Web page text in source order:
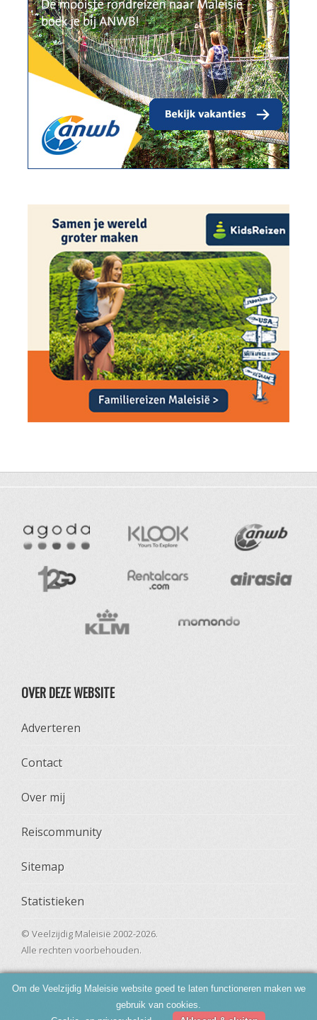
OVER DEZE WEBSITE
Adverteren
Contact
Over mij
Reiscommunity
Sitemap
Statistieken
© Veelzijdig Maleisië 2002-2026.
Alle rechten voorbehouden.
Om de Veelzijdig Maleisie website goed te laten functioneren maken we
gebruik van cookies.